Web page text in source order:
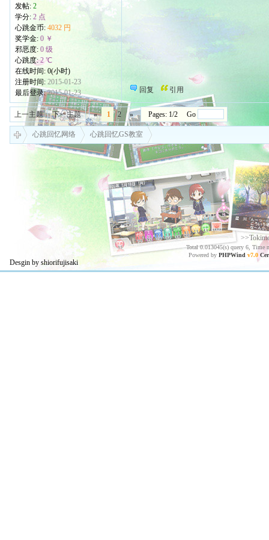
发帖: 2
学分: 2 点
心跳金币: 4032 円
奖学金: 0 ￥
邪恶度: 0 级
心跳度:2 ℃
在线时间: 0(小时)
注册时间: 2015-01-23
最后登录:2015-01-23 回复 引用
上一主题 下一主题 « 1 2 » Pages: 1/2 Go
心跳回忆网络 心跳回忆GS教室
Total 0.013045(s) query 6, Time
Powered by PHPWind v7.0
Desgin by shiorifujisaki